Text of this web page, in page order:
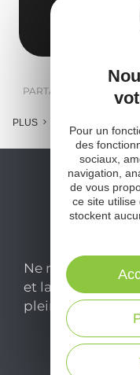
PARTAGER : E-
PLUS
Ne manquez
et laissez-vous
pleinement de
Je
Pour un
des
sociaux,
navigation,
de vous
ce site utilise
stockent